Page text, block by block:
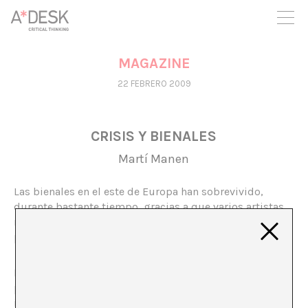
crees también en A*DESK seguimos necesitándote para poder
seguir adelante. Ahora puedes participar del proyecto y
apoyarlo.
MAGAZINE
22 FEBRERO 2009
CRISIS Y BIENALES
Martí Manen
Las bienales en el este de Europa han sobrevivido,
durante bastante tiempo, gracias a que varios artistas
recibían el apoyo de instituciones de su país de origen
para participar en ellas.
No es ninguna sorpresa que el número de artistas de
países con tradición y estructuras para la
internacionalización de sus creadores siempre ha sido